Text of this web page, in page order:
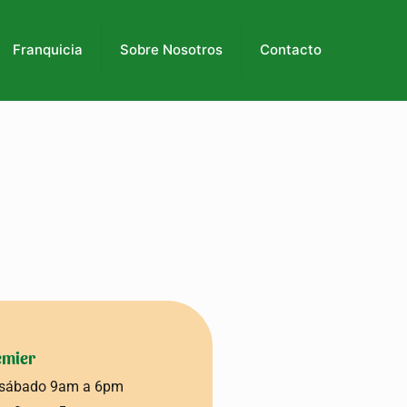
Franquicia Sobre Nosotros Contacto
9am a 6pm